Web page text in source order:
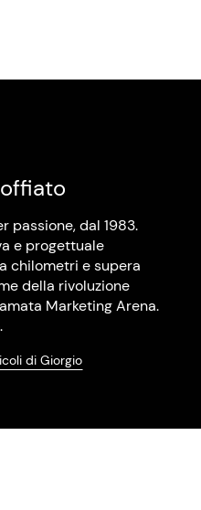
passione, dal 1983.
e progettuale
chilometri e supera
della rivoluzione
Marketing Arena.
di Giorgio